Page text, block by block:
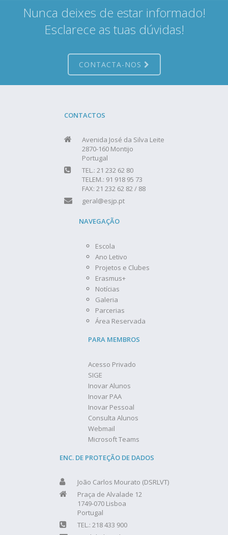
Nunca deixes de estar informado!
Esclarece as tuas dúvidas!
CONTACTA-NOS
CONTACTOS
Avenida José da Silva Leite
2870-160 Montijo
Portugal
TEL.: 21 232 62 80
TELEM.: 91 918 95 73
FAX: 21 232 62 82 / 88
geral@esjp.pt
NAVEGAÇÃO
Escola
Ano Letivo
Projetos e Clubes
Erasmus+
Notícias
Galeria
Parcerias
Área Reservada
PARA MEMBROS
Acesso Privado
SIGE
Inovar Alunos
Inovar PAA
Inovar Pessoal
Consulta Alunos
Webmail
Microsoft Teams
ENC. DE PROTEÇÃO DE DADOS
João Carlos Mourato (DSRLVT)
Praça de Alvalade 12
1749-070 Lisboa
Portugal
TEL.: 218 433 900